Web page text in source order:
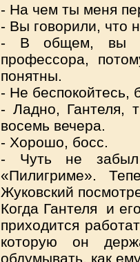
- На чем ты меня
- Вы говорили, что
- В общем, вы
профессора,
понятны.
- Не беспокойтесь,
- Ладно, Гантеля,
восемь вечера.
- Хорошо, босс.
- Чуть не забыл
«Пилигриме».
Жуковский
Когда Гантеля и
приходится
которую он
обдумывать, как